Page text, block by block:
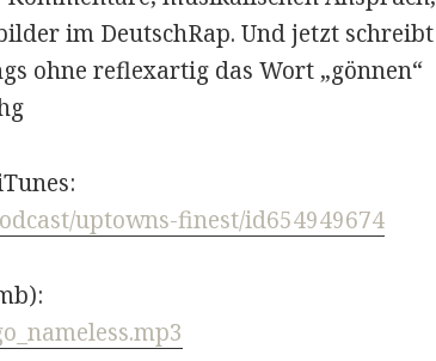
im DeutschRap. Und jetzt schreibt
ohne reflexartig das Wort „gönnen“
uptowns-finest/id654949674